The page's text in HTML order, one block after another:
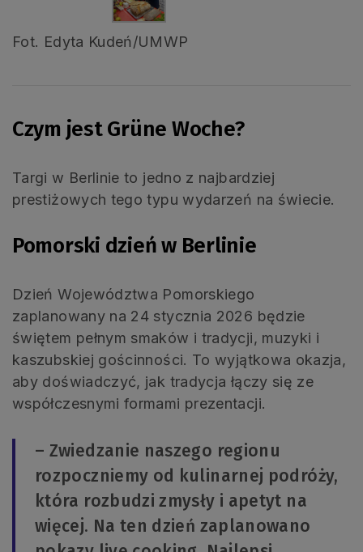
Fot. Edyta Kudeń/UMWP
Czym jest Grüne Woche?
Targi w Berlinie to jedno z najbardziej
prestiżowych tego typu wydarzeń na świecie.
Pomorski dzień w Berlinie
Dzień Województwa Pomorskiego
zaplanowany na 24 stycznia 2026 będzie
świętem pełnym smaków i tradycji, muzyki i
kaszubskiej gościnności. To wyjątkowa okazja,
aby doświadczyć, jak tradycja łączy się ze
współczesnymi formami prezentacji.
– Zwiedzanie naszego regionu
rozpoczniemy od kulinarnej podróży,
która rozbudzi zmysły i apetyt na
więcej. Na ten dzień zaplanowano